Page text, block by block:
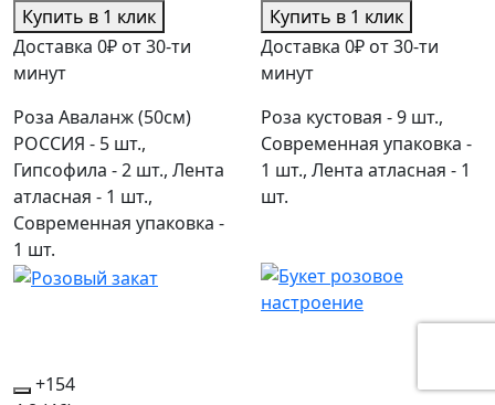
Купить в 1 клик
Доставка 0₽ от 30-ти
минут
Роза Аваланж (50см)
РОССИЯ - 5 шт.,
Гипсофила - 2 шт., Лента
атласная - 1 шт.,
Современная упаковка -
1 шт.
Купить в 1 клик
Доставка 0₽ от 30-ти
минут
Роза кустовая - 9 шт.,
Современная упаковка -
1 шт., Лента атласная - 1
шт.
+154